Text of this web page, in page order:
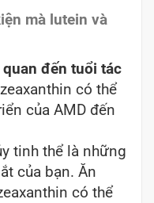
mà lutein và
đến tuổi tác
có thể
của AMD đến
tinh thể là những
của bạn. Ăn
có thể